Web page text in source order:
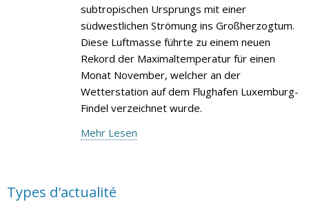
subtropischen Ursprungs mit einer
südwestlichen Strömung ins Großherzogtum.
Diese Luftmasse führte zu einem neuen
Rekord der Maximaltemperatur für einen
Monat November, welcher an der
Wetterstation auf dem Flughafen Luxemburg-
Findel verzeichnet wurde.
Mehr Lesen
Types d'actualité